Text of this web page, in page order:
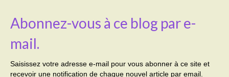
Abonnez-vous à ce blog par e-
mail.
Saisissez votre adresse e-mail pour vous abonner à ce site et
recevoir une notification de chaque nouvel article par email.